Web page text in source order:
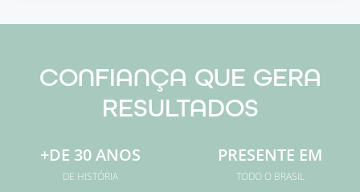
CONFIANÇA QUE GERA
RESULTADOS
+DE 30 ANOS
DE HISTÓRIA
PRESENTE EM
TODO O BRASIL